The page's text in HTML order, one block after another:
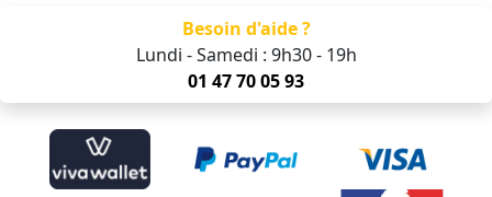
Besoin d'aide ?
Lundi - Samedi : 9h30 - 19h
01 47 70 05 93